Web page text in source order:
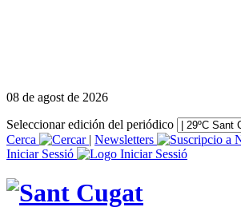
08 de agost de 2026
Seleccionar edición del periódico
Cerca
| Newsletters
Iniciar Sessió